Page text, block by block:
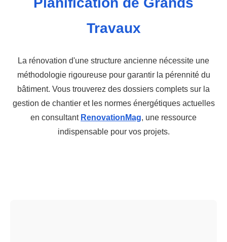
Travaux
La rénovation d'une structure ancienne nécessite une
méthodologie rigoureuse pour garantir la pérennité du
bâtiment. Vous trouverez des dossiers complets sur la
gestion de chantier et les normes énergétiques actuelles
en consultant RenovationMag, une ressource
indispensable pour vos projets.